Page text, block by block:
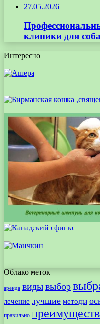
27.05.2026
клиники для
Интересно
Облако меток
аренда видывыбор
лечение лучшие методы
правильно